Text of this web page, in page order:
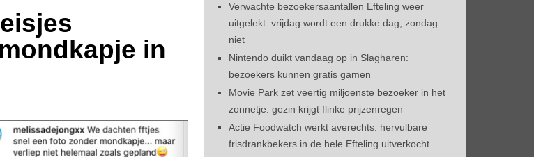
in
Verwachte bezoekersaantallen Efteling weer
uitgelekt: vrijdag wordt een drukke dag, zondag
niet
Nintendo duikt vandaag op in Slagharen:
bezoekers kunnen gratis gamen
Movie Park zet veertig miljoenste bezoeker in het
zonnetje: gezin krijgt flinke prijzenregen
Actie Foodwatch werkt averechts: hervulbare
frisdrankbekers in de hele Efteling uitverkocht